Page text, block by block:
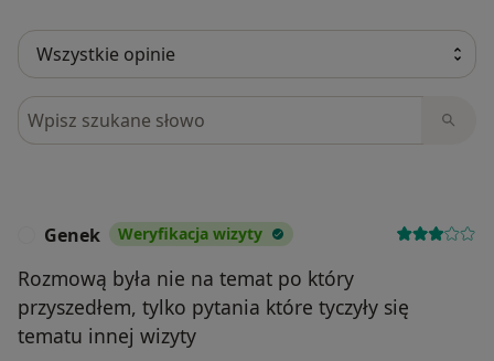
Szukaj w opiniach
Genek Weryfikacja wizyty
Rozmową była nie na temat po który
przyszedłem, tylko pytania które tyczyły się
tematu innej wizyty